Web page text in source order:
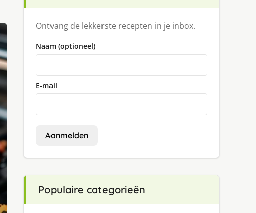
Ontvang de lekkerste recepten in je inbox.
Naam (optioneel)
E-mail
Aanmelden
Populaire categorieën